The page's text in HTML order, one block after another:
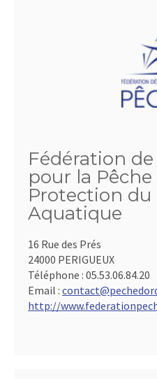
Fédération
pour la Pêche
Protection du
Aquatique
16 Rue des Prés
24000 PERIGUEUX
Téléphone : 05.53.06.84.20
Email :
http://